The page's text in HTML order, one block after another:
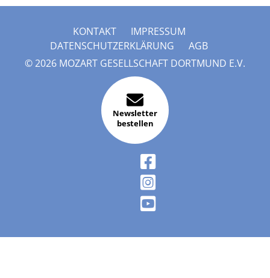
KONTAKT
IMPRESSUM
DATENSCHUTZERKLÄRUNG
AGB
© 2026 MOZART GESELLSCHAFT DORTMUND E.V.
Newsletter
bestellen
FACEBOOK
INSTAGRAM
YOUTUBE